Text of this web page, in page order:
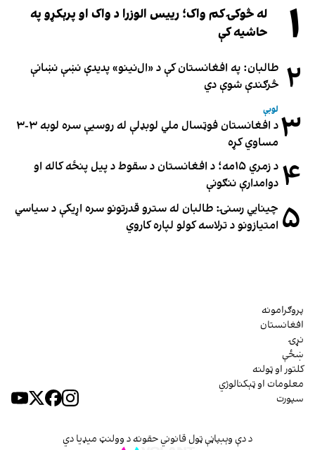
۱
له څوکۍ کم واک؛ رییس الوزرا د واک او پرېکړو په
حاشیه کې
۲ طالبان: په افغانستان کې د «ال‌نینو» پدیدې نښې نښانې
څرګندې شوې دي
۳ لوبې
د افغانستان فوټسال ملي لوبډلې له روسیې سره لوبه ۳-۳
مساوي کړه
۴
د زمري ۱۵مه؛ د افغانستان د سقوط د پیل پنځه کاله او
دوامدارې ننګونې
۵ چینایي رسنۍ: طالبان له سترو قدرتونو سره اړیکې د سیاسي
امتیازونو د ترلاسه کولو لپاره کاروي
پروګرامونه
افغانستان
نړۍ
ښځې
کلتور او ټولنه
معلومات او ټېکنالوژي
سپورت
د دې وېبپاڼې ټول قانوني حقونه د وولنټ میډیا دي